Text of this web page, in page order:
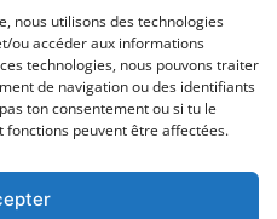
nous utilisons des technologies
ou accéder aux informations
technologies, nous pouvons traiter
de navigation ou des identifiants
ton consentement ou si tu le
peuvent être affectées.
mobile avec des
de construire n'est pas
!